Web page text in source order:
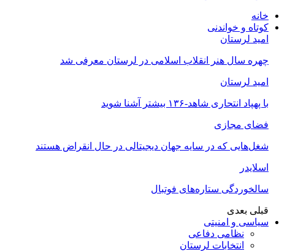
خانه
کوتاه و خواندنی
امید لرستان
چهره سال هنر انقلاب اسلامی در لرستان معرفی شد
امید لرستان
با پهپاد انتحاری شاهد-۱۳۶ بیشتر آشنا شوید
فضای مجازی
شغل‌‌هایی که در سایه جهان دیجیتالی در حال انقراض هستند
اسلایدر
سالخوردگی ستاره‌های فوتبال
قبلی بعدی
سیاسی و امنیتی
نظامی دفاعی
انتخابات لرستان